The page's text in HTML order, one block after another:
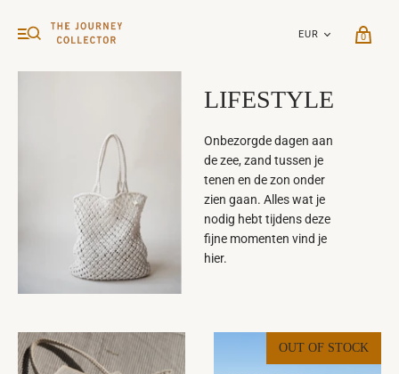
0
LIFESTYLE
Onbezorgde dagen aan
de zee, zand tussen je
tenen en de zon onder
zien gaan. Alles wat je
nodig hebt tijdens deze
fijne momenten vind je
hier.
OUT OF STOCK